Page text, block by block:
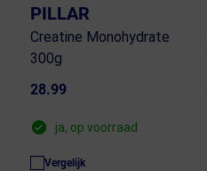
PILLAR
Creatine Monohydrate
300g
28.99
ja, op voorraad
Vergelijk